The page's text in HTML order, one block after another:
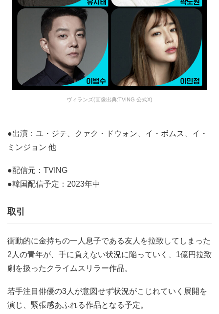
ヴィランズ(画像出典:TVING 公式X)
●出演：ユ・ジテ、クァク・ドウォン、イ・ボムス、イ・
ミンジョン 他
●配信元：TVING
●韓国配信予定：2023年中
取引
衝動的に金持ちの一人息子である友人を拉致してしまった
2人の青年が、手に負えない状況に陥っていく、1億円拉致
劇を扱ったクライムスリラー作品。
若手注目俳優の3人が意図せず状況がこじれていく展開を
演じ、緊張感あふれる作品となる予定。